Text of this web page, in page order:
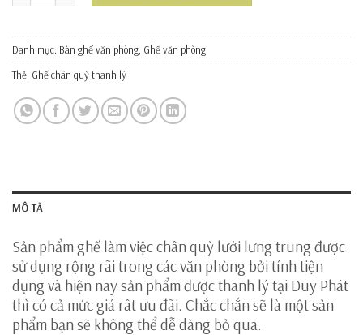
Danh mục: Bàn ghế văn phòng Ghế văn phòng
Thẻ: Ghế chân quỳ thanh lý
MÔ TẢ
Sản phẩm ghế làm việc chân quỳ lưới lưng trung được
sử dụng rộng rãi trong các văn phòng bởi tính tiện
dụng và hiện nay sản phẩm được thanh lý tại Duy Phát
thì có cả mức giá rât ưu đãi. Chắc chắn sẽ là một sản
phẩm bạn sẽ không thể dễ dàng bỏ qua.